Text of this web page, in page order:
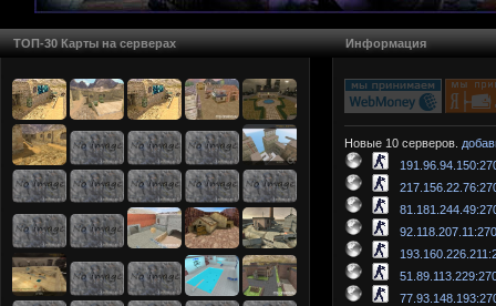
ТОП-30 Карты на серверах Информация
Новые 10 серверов.